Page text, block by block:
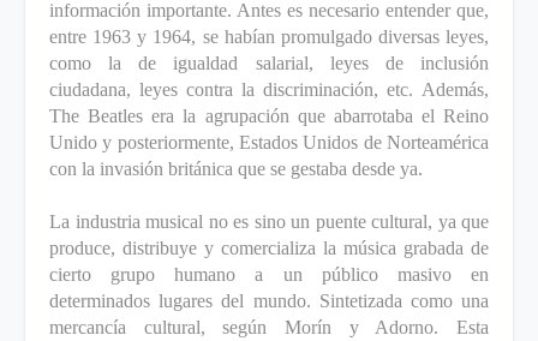
información importante. Antes es necesario entender que,
entre 1963 y 1964, se habían promulgado diversas leyes,
como la de igualdad salarial, leyes de inclusión
ciudadana, leyes contra la discriminación, etc. Además,
The Beatles era la agrupación que abarrotaba el Reino
Unido y posteriormente, Estados Unidos de Norteamérica
con la invasión británica que se gestaba desde ya.
La industria musical no es sino un puente cultural, ya que
produce, distribuye y comercializa la música grabada de
cierto grupo humano a un público masivo en
determinados lugares del mundo. Sintetizada como una
mercancía cultural, según Morín y Adorno. Esta